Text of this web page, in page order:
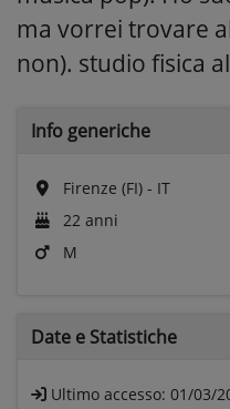
ma vorrei trovare
non). studio fisica
Info generiche
Firenze (FI) - IT
22 anni
M
Date e Statistiche
Ultimo accesso: 01/03/